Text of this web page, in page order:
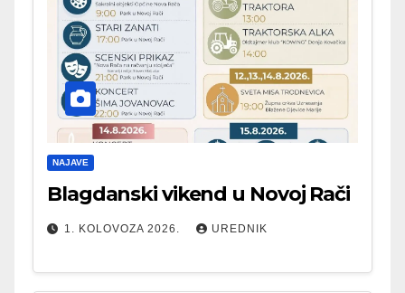
NAJAVE
Blagdanski vikend u Novoj Rači
1. KOLOVOZA 2026. UREDNIK